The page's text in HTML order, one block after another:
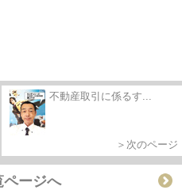
不動産取引に係るす...
＞次のページ
ページへ